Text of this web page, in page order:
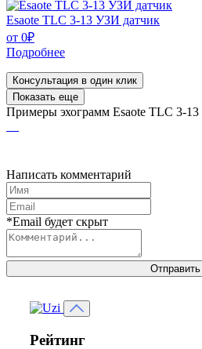
Esaote TLC 3-13 УЗИ датчик
от 0₽
Подробнее
Консультация в один клик
Показать еще
Примеры эхограмм Esaote TLC 3-
Написать комментарий
*Email будет скрыт
Отправить
Рейтинг